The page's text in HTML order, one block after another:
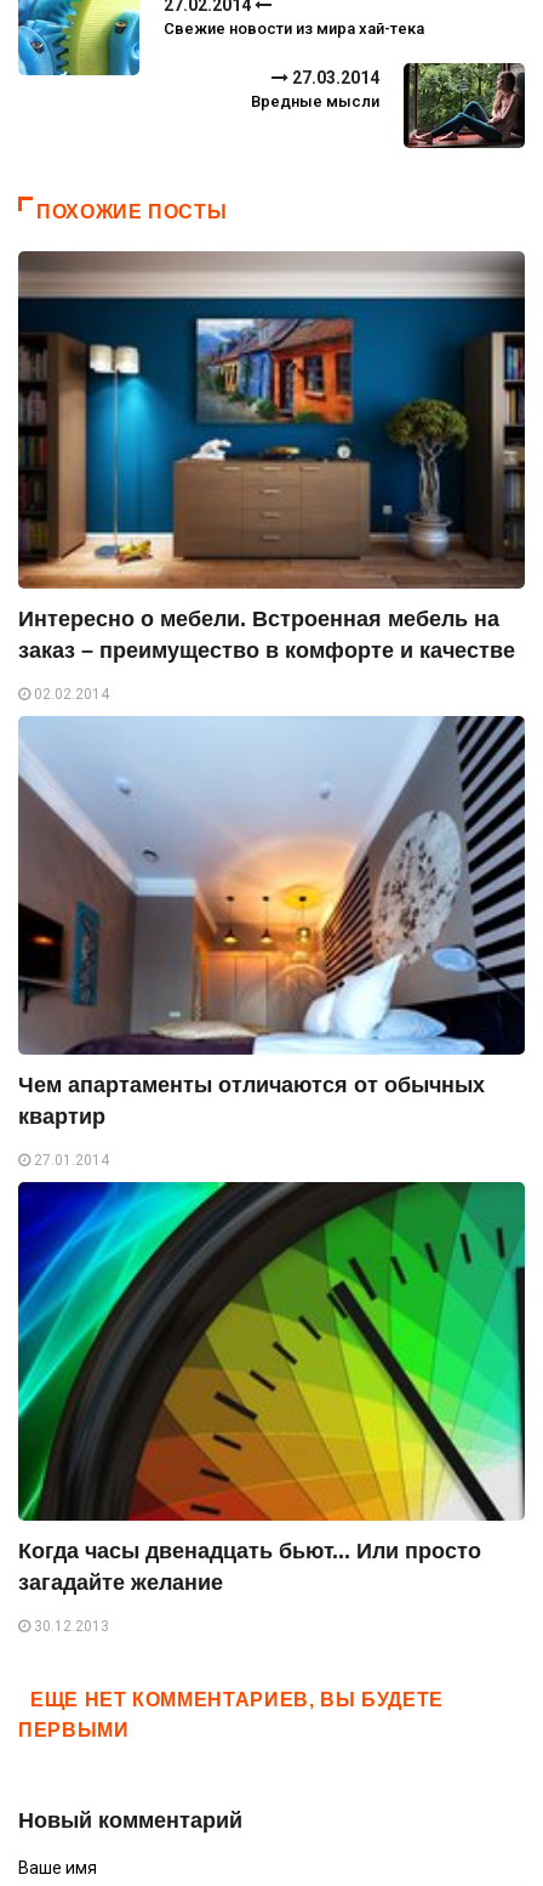
27.02.2014
Свежие новости из мира хай-тека
27.03.2014
Вредные мысли
ПОХОЖИЕ ПОСТЫ
Интересно о мебели. Встроенная мебель на
заказ – преимущество в комфорте и качестве
02.02.2014
Чем апартаменты отличаются от обычных
квартир
27.01.2014
Когда часы двенадцать бьют... Или просто
загадайте желание
30.12.2013
ЕЩЕ НЕТ КОММЕНТАРИЕВ, ВЫ БУДЕТЕ
ПЕРВЫМИ
Новый комментарий
Ваше имя